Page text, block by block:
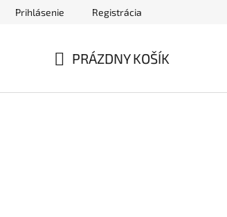
Prihlásenie Registrácia
PRÁZDNY KOŠÍK